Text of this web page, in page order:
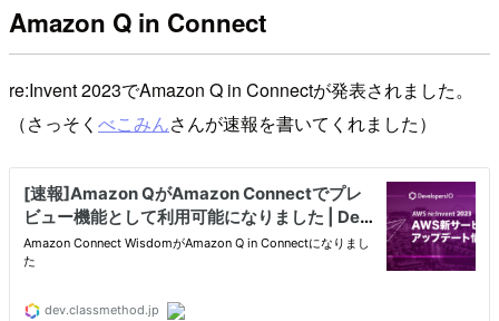
Amazon Q in Connect
re:Invent 2023でAmazon Q in Connectが発表されました。
（さっそく べこみんさんが速報を書いてくれました）